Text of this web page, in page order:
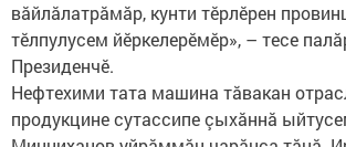
вăйлăлатрăмăр, кунти тӗрлӗрен
тӗлпулусем йӗркелерӗмӗр», – тесе
Президенчӗ.
Нефтехими тата машина тăвакан
продукцине сутассипе çыхăннă